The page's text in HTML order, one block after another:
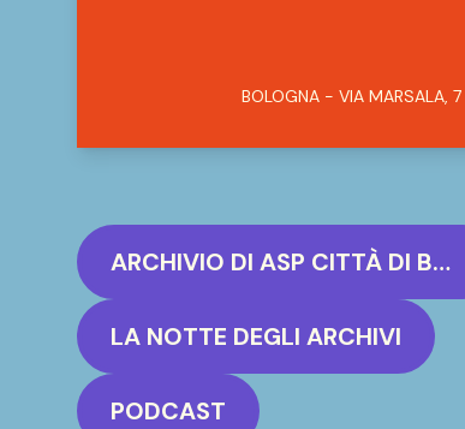
BOLOGNA - VIA MARSALA, 7
ARCHIVIO DI ASP CITTÀ DI BOLOGNA, FONDO ARCHIVISTICO “OPERA PIA DEI POVERI VERGOGNOSI”
LA NOTTE DEGLI ARCHIVI
PODCAST